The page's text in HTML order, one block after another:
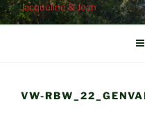
Jacqueline & Jean
VW-